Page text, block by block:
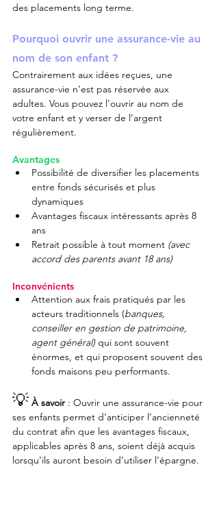
des placements long terme.
Pourquoi ouvrir une assurance-vie au
nom de son enfant ?
Contrairement aux idées reçues, une
assurance-vie n’est pas réservée aux
adultes. Vous pouvez l’ouvrir au nom de
votre enfant et y verser de l’argent
régulièrement.
Avantages
Possibilité de diversifier les placements
entre fonds sécurisés et plus
dynamiques
Avantages fiscaux intéressants après 8
ans
Retrait possible à tout moment (avec
accord des parents avant 18 ans)
Inconvénients
Attention aux frais pratiqués par les
acteurs traditionnels (banques,
conseiller en gestion de patrimoine,
agent général) qui sont souvent
énormes, et qui proposent souvent des
fonds maisons peu performants.
💡 À savoir : Ouvrir une assurance-vie pour
ses enfants permet d’anticiper l’ancienneté
du contrat afin que les avantages fiscaux,
applicables après 8 ans, soient déjà acquis
lorsqu’ils auront besoin d’utiliser l’épargne.